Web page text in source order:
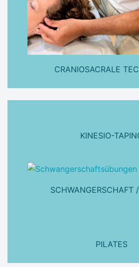
CRANIOSACRALE
KINESIO-
SCHWANGERSCHAFT
PILATES